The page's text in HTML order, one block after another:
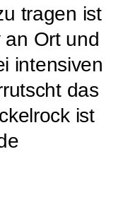
tragen ist
Ort und
intensiven
das
ist